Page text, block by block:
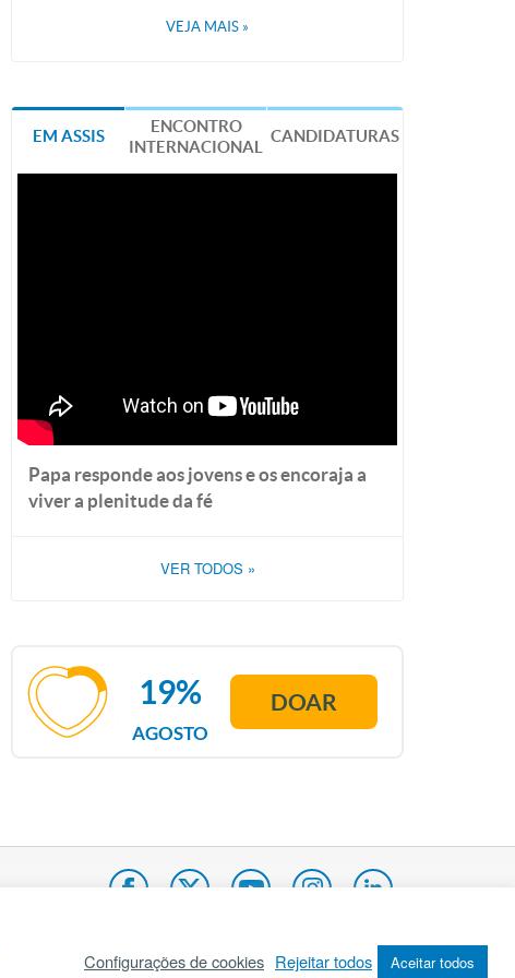
VEJA MAIS »
EM ASSIS
ENCONTRO
INTERNACIONAL
CANDIDATURAS
Papa responde aos jovens e os encoraja a
viver a plenitude da fé
VER TODOS »
AGOSTO
19% DOAR
Mapa do site Internacional
Configurações de cookies Rejeitar todos Aceitar todos